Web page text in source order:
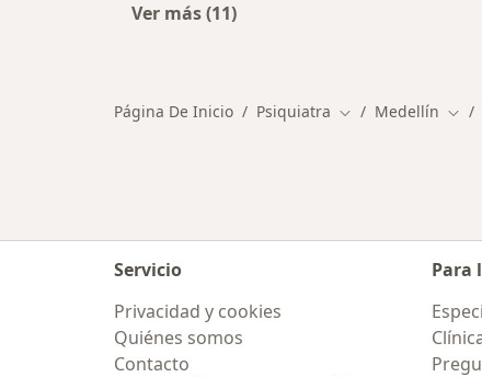
Ver más (11)
Página De Inicio Psiquiatra Cambiar de ciudad
Medellín
Servicio
Privacidad y cookies
Quiénes somos
Contacto
Para